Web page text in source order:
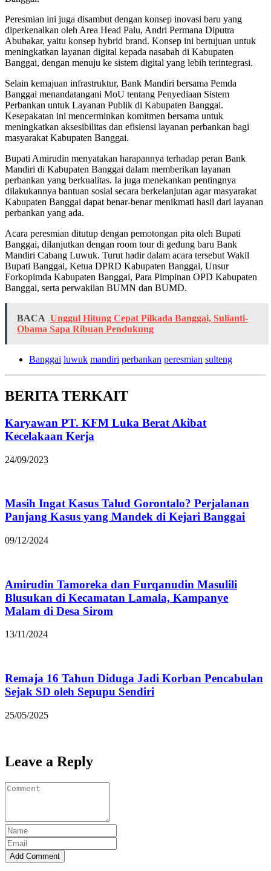
Peresmian ini juga disambut dengan konsep inovasi baru yang
diperkenalkan oleh Area Head Palu, Andri Permana Diputra
Abubakar, yaitu konsep hybrid brand. Konsep ini bertujuan untuk
meningkatkan layanan digital kepada nasabah di Kabupaten
Banggai, dengan menuju ke sistem digital yang lebih terintegrasi.
Selain kemajuan infrastruktur, Bank Mandiri bersama Pemda
Banggai menandatangani MoU tentang Penyediaan Sistem
Perbankan untuk Layanan Publik di Kabupaten Banggai.
Kesepakatan ini mencerminkan komitmen bersama untuk
meningkatkan aksesibilitas dan efisiensi layanan perbankan bagi
masyarakat Kabupaten Banggai.
Bupati Amirudin menyatakan harapannya terhadap peran Bank
Mandiri di Kabupaten Banggai dalam memberikan layanan
perbankan yang berkualitas. Ia juga menekankan pentingnya
dilakukannya bantuan sosial secara berkelanjutan agar masyarakat
Kabupaten Banggai dapat benar-benar menikmati hasil dari layanan
perbankan yang ada.
Acara peresmian ditutup dengan pemotongan pita oleh Bupati
Banggai, dilanjutkan dengan room tour di gedung baru Bank
Mandiri Cabang Luwuk. Turut hadir dalam acara tersebut Wakil
Bupati Banggai, Ketua DPRD Kabupaten Banggai, Unsur
Forkopimda Kabupaten Banggai, Para Pimpinan OPD Kabupaten
Banggai, serta perwakilan BUMN dan BUMD.
BACA Unggul Hitung Cepat Pilkada Banggai, Sulianti-
Obama Sapa Ribuan Pendukung
Banggai luwuk mandiri perbankan peresmian sulteng
BERITA TERKAIT
Karyawan PT. KFM Luka Berat Akibat
Kecelakaan Kerja
24/09/2023
Masih Ingat Kasus Talud Gorontalo? Perjalanan
Panjang Kasus yang Mandek di Kejari Banggai
09/12/2024
Amirudin Tamoreka dan Furqanudin Masulili
Blusukan di Kecamatan Lamala, Kampanye
Malam di Desa Sirom
13/11/2024
Remaja 16 Tahun Diduga Jadi Korban Pencabulan
Sejak SD oleh Sepupu Sendiri
25/05/2025
Leave a Reply